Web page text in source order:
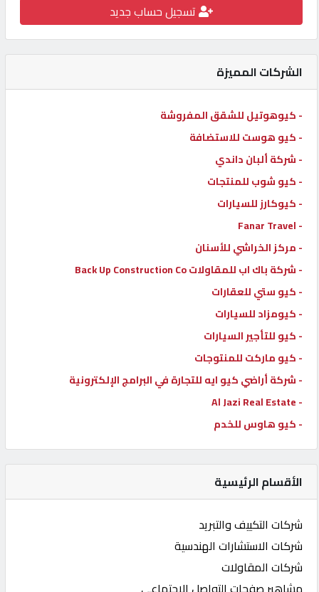
كيو
ماركت
القطري
POWERED
QHOST
تسجيل حساب جديد
الشركات المميزة
- كيوهوتيل للشقق المفروشة
- كيو هوست للاستضافة
- شركة ألبان داندي
- كيو شوب للمنتجات
- كيوكارز للسيارات
- Fanar Travel
- مركز الخراشي للأسنان
- شركة باك اب للمقاولات Back Up Construction Co
- كيو ستي للعقارات
- كيومزاد للسيارات
- كيو للتأجير السيارات
- كيو ماركت للمنتوجات
- شركة أراضي كيو ايه للتجارة في البرامج الإلكترونية
- Al Jazi Real Estate
- كيو هاوس للخدم
الأقسام الرئيسية
شركات التكييف والتبريد
شركات الاستشارات الهندسية
شركات المقاولات